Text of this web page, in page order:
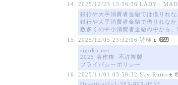
2025/12/23 13:36:36 LADY
銀行や大手消費者金融では借りれ
銀行や大手消費者金融で借りれな
数多くの中小消費者金融の中から
2025/12/05 23:32:16 詩極
sigoku.net
2025 著作権. 不許複製
プライバシーポリシー
2025/11/01 03:58:32 Sky Ruins